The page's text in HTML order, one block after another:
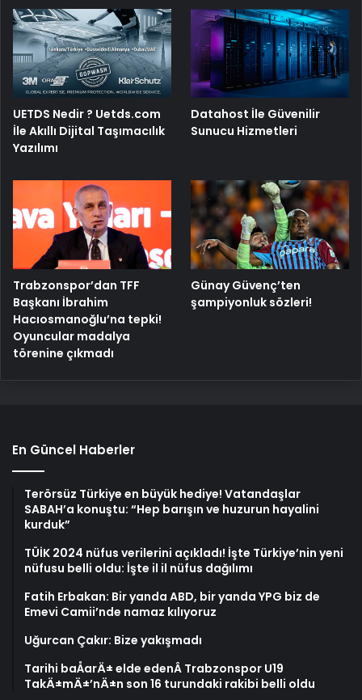
UETDS Nedir ? Uetds.com
İle Akıllı Dijital Taşımacılık
Yazılımı
Datahost İle Güvenilir
Sunucu Hizmetleri
Trabzonspor’dan TFF
Başkanı İbrahim
Hacıosmanoğlu’na tepki!
Oyuncular madalya
törenine çıkmadı
Günay Güvenç’ten
şampiyonluk sözleri!
En Güncel Haberler
Terörsüz Türkiye en büyük hediye! Vatandaşlar
SABAH’a konuştu: “Hep barışın ve huzurun hayalini
kurduk”
TÜİK 2024 nüfus verilerini açıkladı! İşte Türkiye’nin yeni
nüfusu belli oldu: İşte il il nüfus dağılımı
Fatih Erbakan: Bir yanda ABD, bir yanda YPG biz de
Emevi Camii’nde namaz kılıyoruz
Uğurcan Çakır: Bize yakışmadı
Tarihi baÅarÄ± elde edenÂ Trabzonspor U19
TakÄ±mÄ±’nÄ±n son 16 turundaki rakibi belli oldu